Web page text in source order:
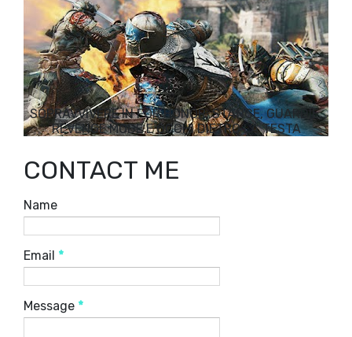
SOPRAVVIVERE IN FOR HONOR: STANCE, GUARDIE,
REVENGE MODE E OCCHI DIETRO LA TESTA
CONTACT ME
Name
Email *
Message *